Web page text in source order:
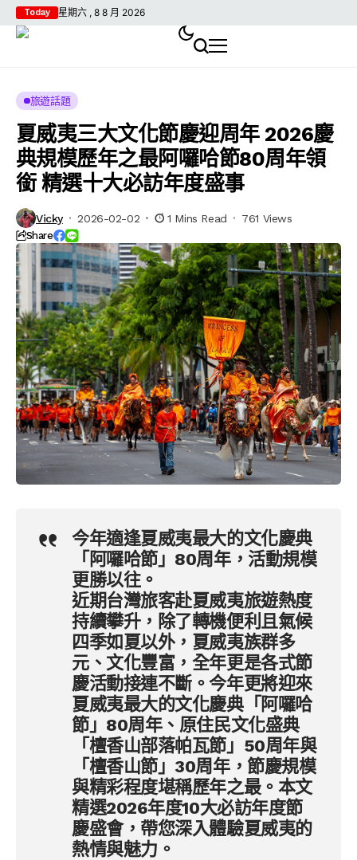
Today 星期六 , 8 8 月 2026
旅遊話題
夏威夷三大文化節慶迎周年 2026慶
典規模歷年之最阿囉哈節80周年領
銜 精選十大必訪年度盛事
Vicky 2026-02-02 1 Mins Read 761 Views
Share
今年適逢夏威夷最大的文化慶典
「阿囉哈節」80周年，活動規模
更勝以往。
近期台灣旅客赴夏威夷旅遊熱度
持續攀升，除了轉機便利且氣候
四季如夏以外，夏威夷族群多
元、文化豐富，全年更是各式節
慶活動接連不斷。今年更將迎來
夏威夷最大的文化慶典「阿囉哈
節」80周年、原住民文化盛典
「檀香山部落帕瓦節」50周年與
「檀香山節」30周年，節慶規模
與精彩程度堪稱歷年之最。本文
精選2026年度10大必訪年度節
慶盛會，帶您深入體驗夏威夷的
熱情與魅力。